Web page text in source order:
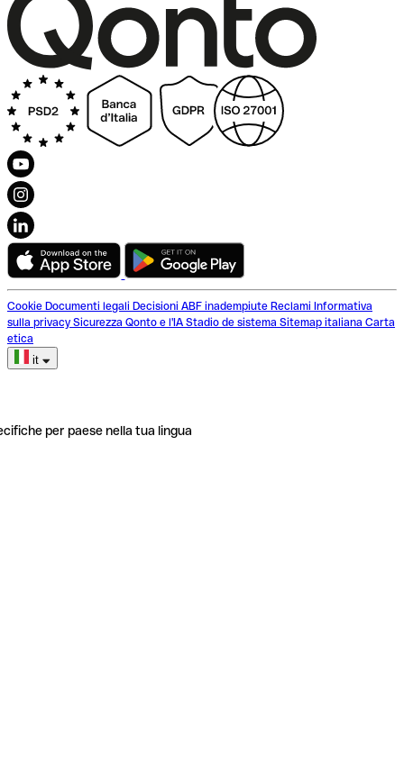
Cookie Documenti legali Decisioni ABF inadempiute Reclami Informativa
sulla privacy Sicurezza Qonto e l'IA Stadio de sistema Sitemap italiana Carta
etica
it
per paese nella tua lingua